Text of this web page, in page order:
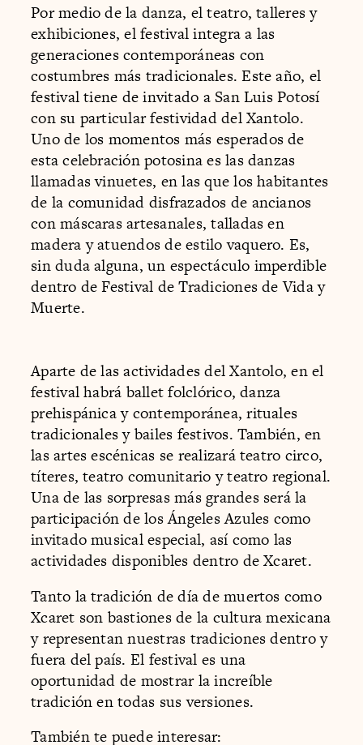
Por medio de la danza, el teatro, talleres y
exhibiciones, el festival integra a las
generaciones contemporáneas con
costumbres más tradicionales. Este año, el
festival tiene de invitado a San Luis Potosí
con su particular festividad del Xantolo.
Uno de los momentos más esperados de
esta celebración potosina es las danzas
llamadas vinuetes, en las que los habitantes
de la comunidad disfrazados de ancianos
con máscaras artesanales, talladas en
madera y atuendos de estilo vaquero. Es,
sin duda alguna, un espectáculo imperdible
dentro de Festival de Tradiciones de Vida y
Muerte.
Aparte de las actividades del Xantolo, en el
festival habrá ballet folclórico, danza
prehispánica y contemporánea, rituales
tradicionales y bailes festivos. También, en
las artes escénicas se realizará teatro circo,
títeres, teatro comunitario y teatro regional.
Una de las sorpresas más grandes será la
participación de los Ángeles Azules como
invitado musical especial, así como las
actividades disponibles dentro de Xcaret.
Tanto la tradición de día de muertos como
Xcaret son bastiones de la cultura mexicana
y representan nuestras tradiciones dentro y
fuera del país. El festival es una
oportunidad de mostrar la increíble
tradición en todas sus versiones.
También te puede interesar: